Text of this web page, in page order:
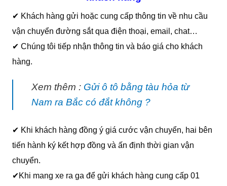
✔ Khách hàng gửi hoặc cung cấp thông tin về nhu cầu
vận chuyển đường sắt qua điện thoại, email, chat…
✔ Chúng tôi tiếp nhận thông tin và báo giá cho khách
hàng.
Xem thêm : Gửi ô tô bằng tàu hỏa từ
Nam ra Bắc có đắt không ?
✔ Khi khách hàng đồng ý giá cước vận chuyển, hai bên
tiến hành ký kết hợp đồng và ấn định thời gian vận
chuyển.
✔Khi mang xe ra ga để gửi khách hàng cung cấp 01